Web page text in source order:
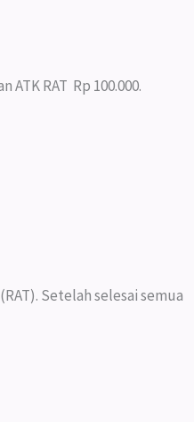
RAT Rp 100.000.
Setelah selesai semua